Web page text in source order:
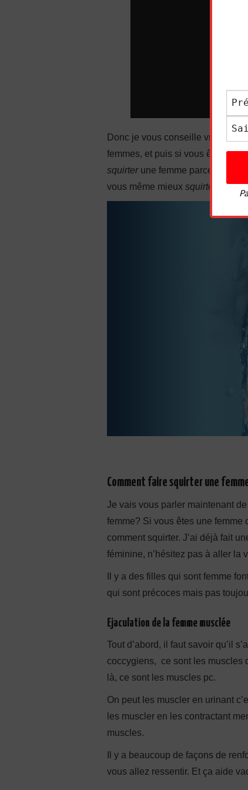
Donc je vous conseille vraiment
femmes, et puis si vous êtes une
squirterune femme parce que
vous même mieux squirter ,
Comment faire squirter une
Je vais vous parler maintenant
femme? Si vous êtes une
comment squirter. J’ai déjà fait
féminine, n’hésitez pas à aller la
Il y a des filles qui sont femme
qui sont précoces mais pas
Ejaculation de la femme musclée
Tout d’abord, il faut savoir qu’il
coccygiens, ce sont les muscles
là, ce sont les muscles pc.
On peut les muscler en urinant
les muscler en les contractant
muscles.
Il y a beaucoup de façons de
vous allez ressentir. Et ça aide